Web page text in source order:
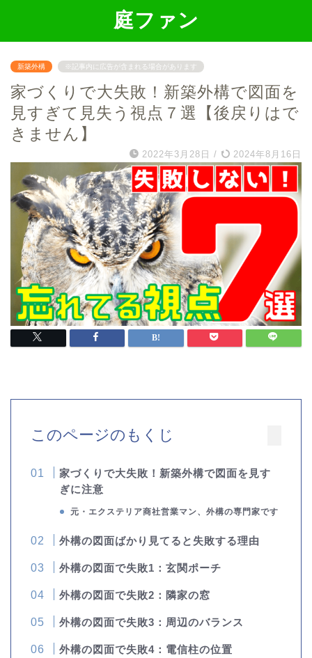
庭ファン
新築外構 ※記事内に広告が含まれる場合があります
家づくりで大失敗！新築外構で図面を
見すぎて見失う視点７選【後戻りはで
きません】
2022年3月28日 / 2024年8月16日
このページのもくじ
家づくりで大失敗！新築外構で図面を見す
ぎに注意
元・エクステリア商社営業マン、外構の専門家です
外構の図面ばかり見てると失敗する理由
外構の図面で失敗1：玄関ポーチ
外構の図面で失敗2：隣家の窓
外構の図面で失敗3：周辺のバランス
外構の図面で失敗4：電信柱の位置